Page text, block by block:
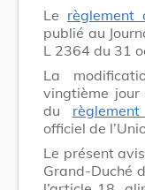
Le règlement
publié au
L 2364 du 31
La
vingtième
du
officiel de
Le présent
Grand-Duché